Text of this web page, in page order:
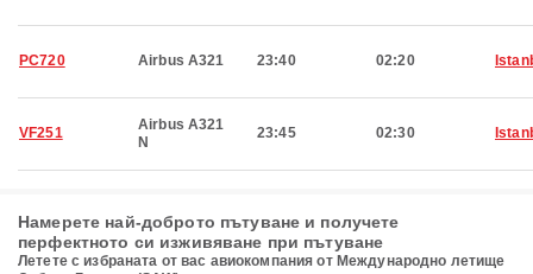
PC720 Airbus A321 23:40 02:20
VF251
Airbus A321
N
23:45 02:30
Намерете най-доброто пътуване и получете
перфектното си изживяване при пътуване
Летете с избраната от вас авиокомпания от Международно летище